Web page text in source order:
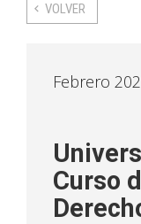
VOLVER
Febrero
Curso